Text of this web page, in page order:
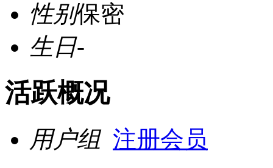
性别保密
生日-
活跃概况
用户组 注册会员